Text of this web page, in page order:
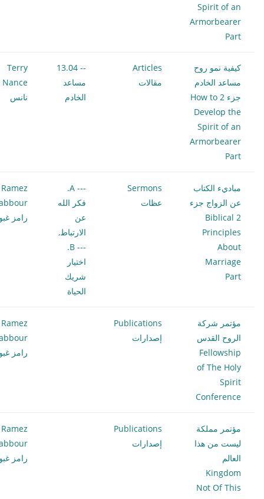
Spirit of an
Armorbearer
Part
كيفية نمو روح
مساعد الخادم
جزء 2 How to
Develop the
Spirit of an
Armorbearer
Part
Articles
مقالات
-- 13.04
مساعد
الخادم
Terry
نانس
مباديء الكتاب
عن الزواج جزء
2 Biblical
Principles
About
Marriage
Part
Sermons
عظات
--- A.
فكر الله
عن
الارتباط,
--- B.
اختيار
شريك
الحياة
Ramez
رامز
مؤتمر شركة
الروح القدس
Fellowship
of The Holy
Spirit
Conference
Publications
إصدارات
Ramez
رامز
مؤتمر مملكة
ليست من هذا
العالم
Kingdom
Not Of This
Publications
إصدارات
Ramez
رامز